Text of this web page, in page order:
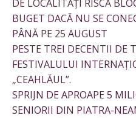
DE LOCALITĂȚI RISCĂ
BUGET DACĂ NU SE
PÂNĂ PE 25 AUGUST
PESTE TREI DECENTII DE
FESTIVALULUI
„CEAHLĂUL”.
SPRIJN DE APROAPE 5
SENIORII DIN PIATRA-